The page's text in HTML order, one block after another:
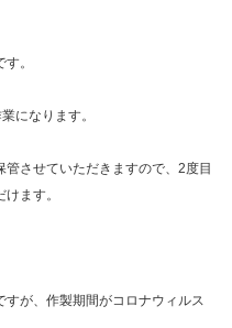
。
になります。
させていただきますので、2度目
ます。
が、作製期間がコロナウィルス